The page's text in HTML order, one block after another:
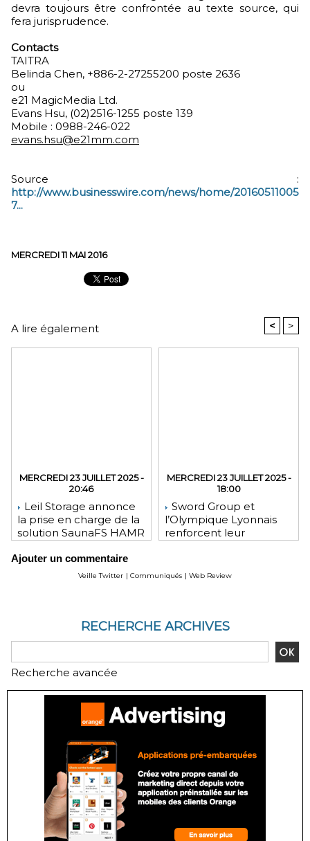
devra toujours être confrontée au texte source, qui
fera jurisprudence.
Contacts
TAITRA
Belinda Chen, +886-2-27255200 poste 2636
ou
e21 MagicMedia Ltd.
Evans Hsu, (02)2516-1255 poste 139
Mobile : 0988-246-022
evans.hsu@e21mm.com
Source :
http://www.businesswire.com/news/home/20160511005
7...
MERCREDI 11 MAI 2016
A lire également < >
MERCREDI 23 JUILLET 2025 -
20:46
Leil Storage annonce
la prise en charge de la
solution SaunaFS HAMR
stockage accrue lors
des déploiements sur
MERCREDI 23 JUILLET 2025 -
18:00
Sword Group et
l’Olympique Lyonnais
renforcent leur
Ajouter un commentaire
Veille Twitter | Communiqués | Web Review
RECHERCHE ARCHIVES
Recherche avancée